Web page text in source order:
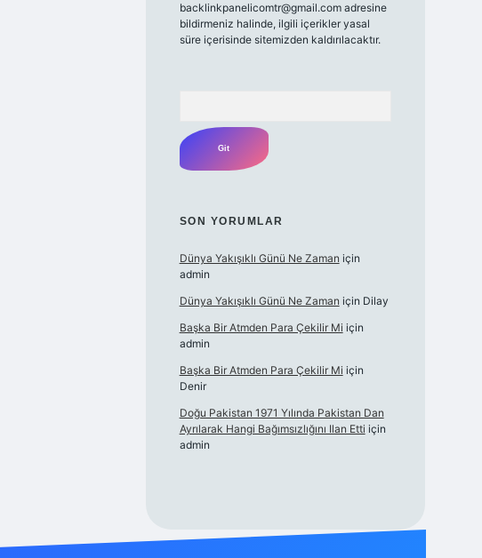
backlinkpanelicomtr@gmail.comadresine
bildirmeniz halinde, ilgili içerikler yasal
süre içerisinde sitemizden kaldırılacaktır.
SON YORUMLAR
Dünya Yakışıklı Günü Ne Zaman için
admin
Dünya Yakışıklı Günü Ne Zaman için Dilay
Başka Bir Atmden Para Çekilir Mi için
admin
Başka Bir Atmden Para Çekilir Mi için
Denir
Doğu Pakistan 1971 Yılında Pakistan Dan
Ayrılarak Hangi Bağımsızlığını Ilan Etti için
admin